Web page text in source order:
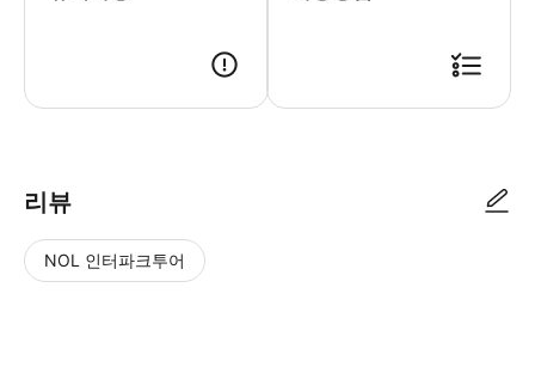
리뷰
NOL 인터파크투어